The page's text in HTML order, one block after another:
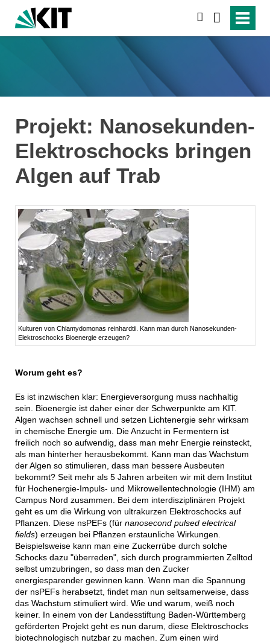
Projekt: Nanosekunden-
Elektroschocks bringen
Algen auf Trab
Kulturen von Chlamydomonas reinhardtii. Kann man durch Nanosekunden-
Elektroschocks Bioenergie erzeugen?
Worum geht es?
Es ist inzwischen klar: Energieversorgung muss nachhaltig
sein. Bioenergie ist daher einer der Schwerpunkte am KIT.
Algen wachsen schnell und setzen Lichtenergie sehr wirksam
in chemische Energie um. Die Anzucht in Fermentern ist
freilich noch so aufwendig, dass man mehr Energie reinsteckt,
als man hinterher herausbekommt. Kann man das Wachstum
der Algen so stimulieren, dass man bessere Ausbeuten
bekommt? Seit mehr als 5 Jahren arbeiten wir mit dem Institut
für Hochenergie-Impuls- und Mikrowellentechnologie (IHM) am
Campus Nord zusammen. Bei dem interdisziplinären Projekt
geht es um die Wirkung von ultrakurzen Elektroschocks auf
Pflanzen. Diese nsPEFs (für nanosecond pulsed electrical
fields) erzeugen bei Pflanzen erstaunliche Wirkungen.
Beispielsweise kann man eine Zuckerrübe durch solche
Schocks dazu "überreden", sich durch programmierten Zelltod
selbst umzubringen, so dass man den Zucker
energiesparender gewinnen kann. Wenn man die Spannung
der nsPEFs herabsetzt, findet man nun seltsamerweise, dass
das Wachstum stimuliert wird. Wie und warum, weiß noch
keiner. In einem von der Landesstiftung Baden-Württemberg
geförderten Projekt geht es nun darum, diese Elektroschocks
biotechnologisch nutzbar zu machen. Zum einen wird